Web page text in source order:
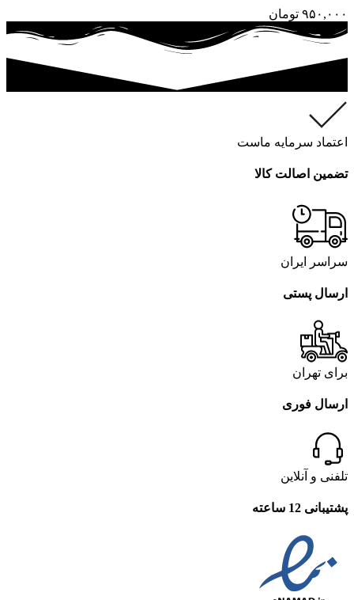
۹۵۰,۰۰۰ تومان
اعتماد سرمایه ماست
تضمین اصالت کالا
سراسر ایران
ارسال پستی
برای تهران
ارسال فوری
تلفنی و آنلاین
پشتیبانی 12 ساعته